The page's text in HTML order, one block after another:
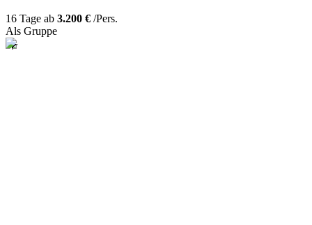
16 Tage ab 3.200 € /Pers.
Als Gruppe